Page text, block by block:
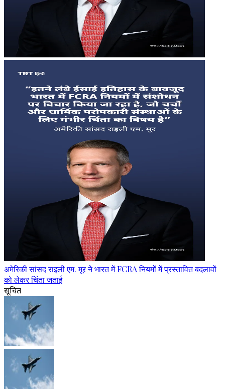
अमेरिकी सांसद राइली एम. मूर ने भारत में FCRA नियमों में प्रस्तावित बदलावों
को लेकर चिंता जताई
सूचित